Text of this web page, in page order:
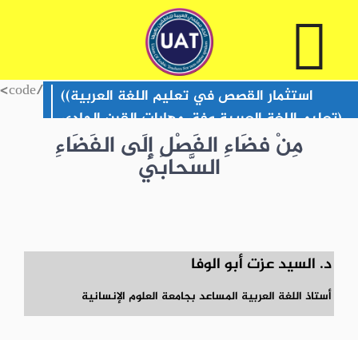
(استثمار القصص في تعليم اللغة العربية)
(تعليم اللغة العربية وفق مهارات القرن الحادي
والعشرين)( تعليم اللغة العربية باعتماد
الألعاب ) ( تعليم الأطفال عن بعد في ظل الأطر
( التَّعليم السحابيّ
/code>
مِنْ فضَاءِ الفَصْلِ إِلَى الفَضَاءِ
السَّحابي
د. السيد عزت أبو الوفا
أستاذ اللغة العربية المساعد بجامعة العلوم الإنسانية